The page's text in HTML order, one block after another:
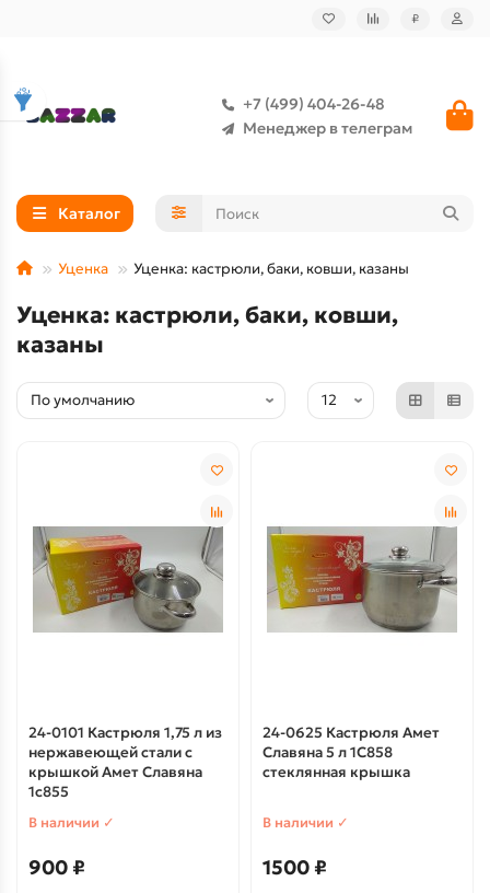
₽
+7 (499) 404-26-48
Менеджер в телеграм
Каталог
Уценка Уценка: кастрюли, баки, ковши, казаны
Уценка: кастрюли, баки, ковши,
казаны
24-0101 Кастрюля 1,75 л из
нержавеющей стали с
крышкой Амет Славяна
1с855
В наличии ✓
900 ₽
24-0625 Кастрюля Амет
Славяна 5 л 1С858
стеклянная крышка
В наличии ✓
1500 ₽